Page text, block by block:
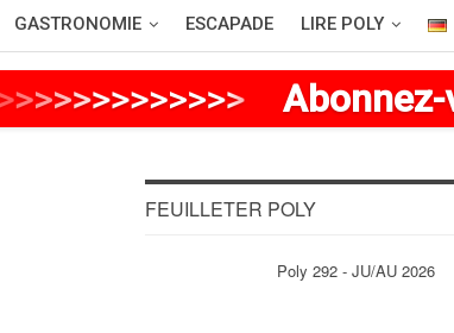
GASTRONOMIE ESCAPADE LIRE POLY
>>>>>>>>>>>
FEUILLETER POLY
Poly 292 - JU/AU 2026